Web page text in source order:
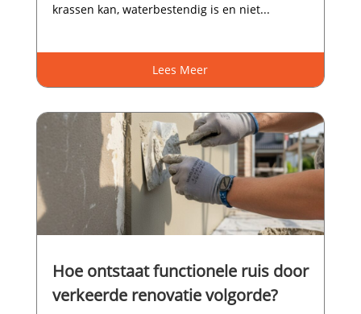
krassen kan, waterbestendig is en niet...
Lees Meer
Hoe ontstaat functionele ruis door
verkeerde renovatie volgorde?